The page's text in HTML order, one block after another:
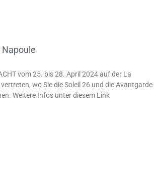
vom 25. bis 28. April 2024 auf der La
wo Sie die Soleil 26 und die Avantgarde
Weitere Infos unter diesem Link